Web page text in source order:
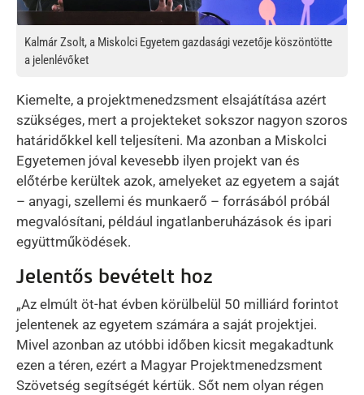
Kalmár Zsolt, a Miskolci Egyetem gazdasági vezetője köszöntötte
a jelenlévőket
Kiemelte, a projektmenedzsment elsajátítása azért
szükséges, mert a projekteket sokszor nagyon szoros
határidőkkel kell teljesíteni. Ma azonban a Miskolci
Egyetemen jóval kevesebb ilyen projekt van és
előtérbe kerültek azok, amelyeket az egyetem a saját
– anyagi, szellemi és munkaerő – forrásából próbál
megvalósítani, például ingatlanberuházások és ipari
együttműködések.
Jelentős bevételt hoz
„Az elmúlt öt-hat évben körülbelül 50 milliárd forintot
jelentenek az egyetem számára a saját projektjei.
Mivel azonban az utóbbi időben kicsit megakadtunk
ezen a téren, ezért a Magyar Projektmenedzsment
Szövetség segítségét kértük. Sőt nem olyan régen